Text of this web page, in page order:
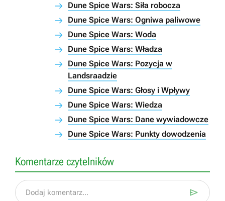
Dune Spice Wars: Siła robocza
Dune Spice Wars: Ogniwa paliwowe
Dune Spice Wars: Woda
Dune Spice Wars: Władza
Dune Spice Wars: Pozycja w
Landsraadzie
Dune Spice Wars: Głosy i Wpływy
Dune Spice Wars: Wiedza
Dune Spice Wars: Dane wywiadowcze
Dune Spice Wars: Punkty dowodzenia
Komentarze czytelników
Dodaj komentarz... 